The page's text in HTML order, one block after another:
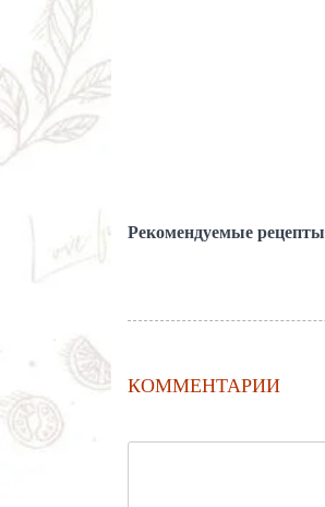
Рекомендуемые рецепты
КОММЕНТАРИИ